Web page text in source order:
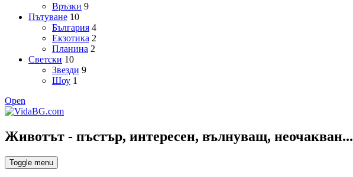
Връзки 9
Пътуване 10
България 4
Екзотика 2
Планина 2
Светски 10
Звезди 9
Шоу 1
Open
Животът - пъстър, интересен, вълнуващ, неочакван...
Toggle menu